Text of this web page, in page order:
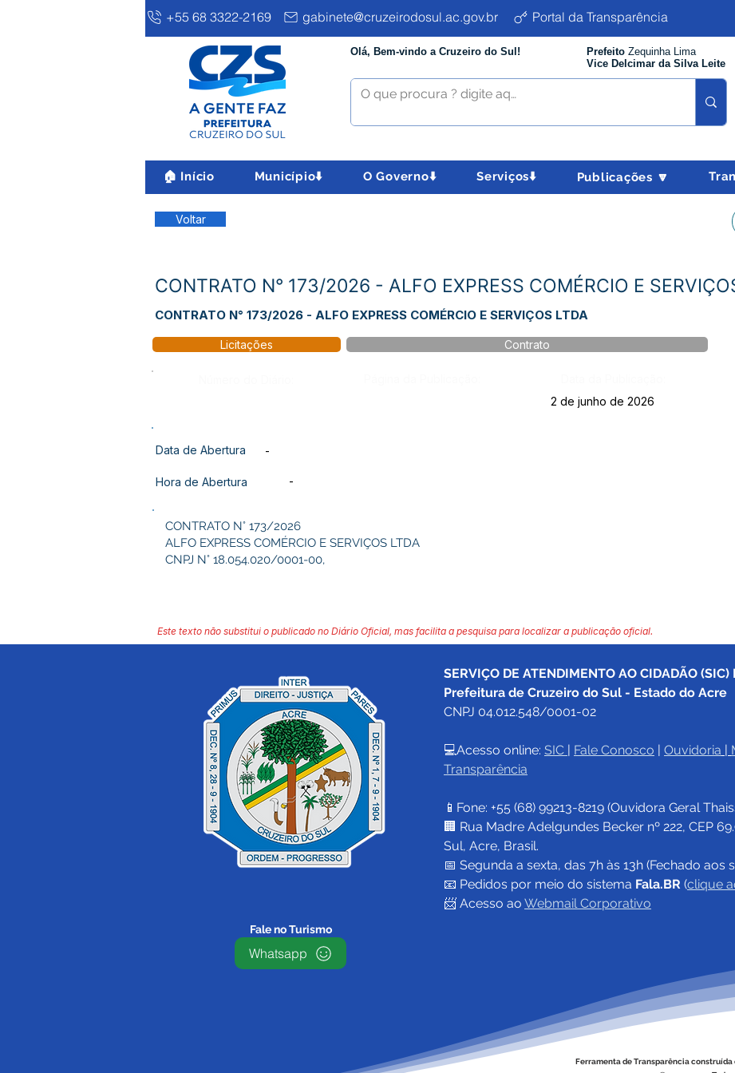
+55 68 3322-2169 gabinete@cruzeirodosul.ac.gov.br Portal da Transparência
Olá, Bem-vindo a Cruzeiro do Sul! Prefeito Zequinha Lima
Vice Delcimar da Silva Leite
🏠 Início Município⬇️ O Governo⬇️ Serviços⬇️ Publicações 🔽
Voltar
CONTRATO N° 173/2026 - ALFO EXPRESS COMÉRCIO E
CONTRATO N° 173/2026 - ALFO EXPRESS COMÉRCIO E SERVIÇOS LTDA
Licitações Contrato
2 de junho de 2026
Data de Abertura -
Hora de Abertura -
CONTRATO N° 173/2026
ALFO EXPRESS COMÉRCIO E SERVIÇOS LTDA
CNPJ N° 18.054.020/0001-00,
Este texto não substitui o publicado no Diário Oficial, mas facilita a pesquisa para localizar a publicação oficial.
SERVIÇO DE ATENDIMENTO AO CIDADÃO (SIC)
Prefeitura de Cruzeiro do Sul - Estado do Acre
CNPJ 04.012.548/0001-02
💻Acesso online: SIC | Fale Conosco | Ouvidoria |
Transparência
📱Fone: +55 (68) 99213-8219 (Ouvidora Geral
🏢 Rua Madre Adelgundes Becker nº 222, CEP
Sul, Acre, Brasil.
📅 Segunda a sexta, das 7h às 13h (Fechado
📧 Pedidos por meio do sistema Fala.BR (clique
📨 Acesso ao Webmail Corporativo
Fale no Turismo
Whatsapp
Ferramenta de Transparência construída